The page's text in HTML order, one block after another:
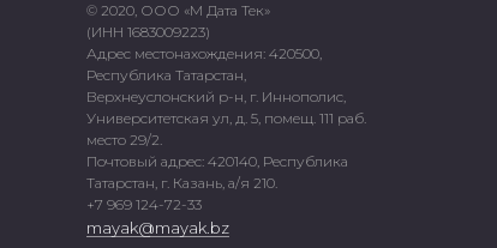
© 2020, ООО «М Дата Тек»
(ИНН 1683009223)
Адрес местонахождения: 420500,
Республика Татарстан,
Верхнеуслонский р-н, г. Иннополис,
Университетская ул, д. 5, помещ. 111 раб.
место 29/2.
Почтовый адрес: 420140, Республика
Татарстан, г. Казань, а/я 210.
+7 969 124-72-33
mayak@mayak.bz